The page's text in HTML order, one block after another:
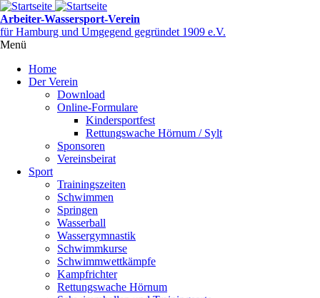
Direkt
zum
Inhalt
Arbeiter-Wassersport-Verein
für Hamburg und Umgegend gegründet 1909 e.V.
Menü
Home
Der Verein
Download
Online-Formulare
Kindersportfest
Rettungswache Hörnum / Sylt
Sponsoren
Vereinsbeirat
Sport
Trainingszeiten
Schwimmen
Springen
Wasserball
Wassergymnastik
Schwimmkurse
Schwimmwettkämpfe
Kampfrichter
Rettungswache Hörnum